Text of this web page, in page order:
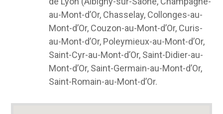
au-Mont-d’Or, Chasselay, Collonges-au-
Mont-d’Or, Couzon-au-Mont-d’Or, Curis-
au-Mont-d’Or, Poleymieux-au-Mont-d’Or,
Saint-Cyr-au-Mont-d’Or, Saint-Didier-au-
Mont-d’Or, Saint-Germain-au-Mont-d’Or,
Saint-Romain-au-Mont-d’Or.